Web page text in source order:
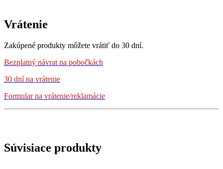
Vrátenie
Zakúpené produkty môžete vrátiť do 30 dní.
Bezplatný návrat na pobočkách
30 dní na vrátenie
Formular na vrátenie/reklamácie
Súvisiace produkty